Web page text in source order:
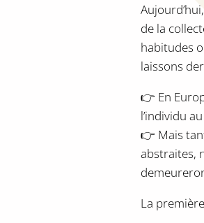
de la
habitudes
laissons
👉 En
l’individu
👉 Mais
abstraites,
La